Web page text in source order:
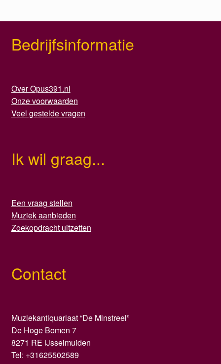
Bedrijfsinformatie
Over Opus391.nl
Onze voorwaarden
Veel gestelde vragen
Ik wil graag...
Een vraag stellen
Muziek aanbieden
Zoekopdracht uitzetten
Contact
Muziekantiquariaat “De Minstreel”
De Hoge Bomen 7
8271 RE IJsselmuiden
Tel: +31625502589